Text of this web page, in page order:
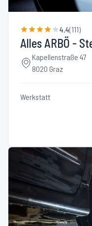
4.4(111)
Alles ARBÖ -
Kapellenstraße 47
8020 Graz
Werkstatt